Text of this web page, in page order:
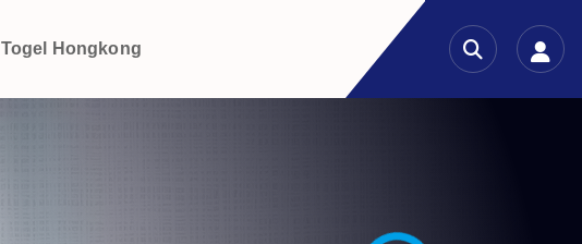
Togel Hongkong